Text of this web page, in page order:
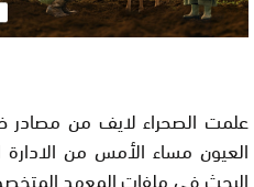
علمت الصحراء لايف من مصادر
العيون مساء الأمس من
البحث في ملفات المعهد